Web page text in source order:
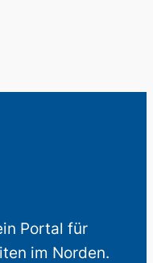
Portal für
im Norden.